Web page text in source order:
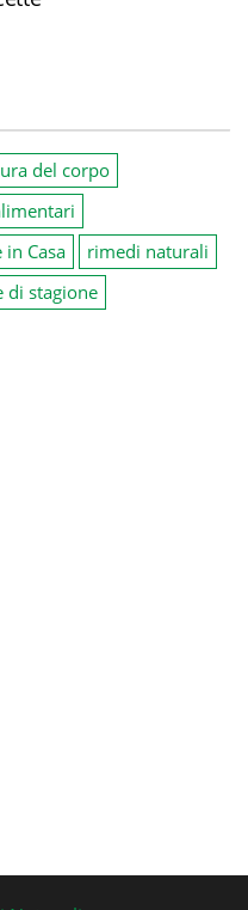
del corpo
in Casa
rimedi naturali
di stagione